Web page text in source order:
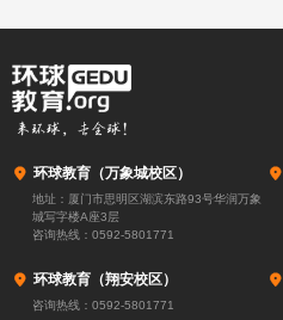
 环球教育（万象城校区）
地址：厦门市思明区湖滨东路93号华润万象
城写字楼A座3层
咨询热线： 0592-5801771

 环球教育（翔安校区）
咨询热线： 0592-5801771
